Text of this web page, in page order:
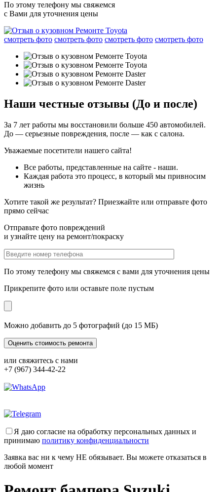
По этому телефону мы свяжемся
с Вами для уточнения цены
смотреть фото смотреть фото смотреть фото смотреть фото
Наши честные отзывы (До и после)
За 7 лет работы мы восстановили больше 450 автомобилей.
До — серьезные повреждения, после — как с салона.
Уважаемые посетители нашего сайта!
Все работы, представленные на сайте - наши.
Каждая работа это процесс, в который мы привносим
жизнь
Хотите такой же результат? Приезжайте или отправьте фото
прямо сейчас
Отправьте фото повреждений
и узнайте цену на ремонт/покраску
По этому телефону мы свяжемся с вами для уточнения цены
Прикрепите фото или оставьте поле пустым
Можно добавить до 5 фотографий (до 15 МБ)
или свяжитесь с нами
+7 (967) 344-42-22
Я даю согласие на обработку персональных данных и
принимаю политику конфиденциальности
Заявка вас ни к чему НЕ обязывает. Вы можете отказаться в
любой момент